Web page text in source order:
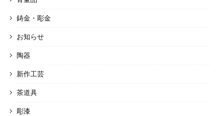
鋳金・彫金
お知らせ
陶器
新作工芸
茶道具
彫漆